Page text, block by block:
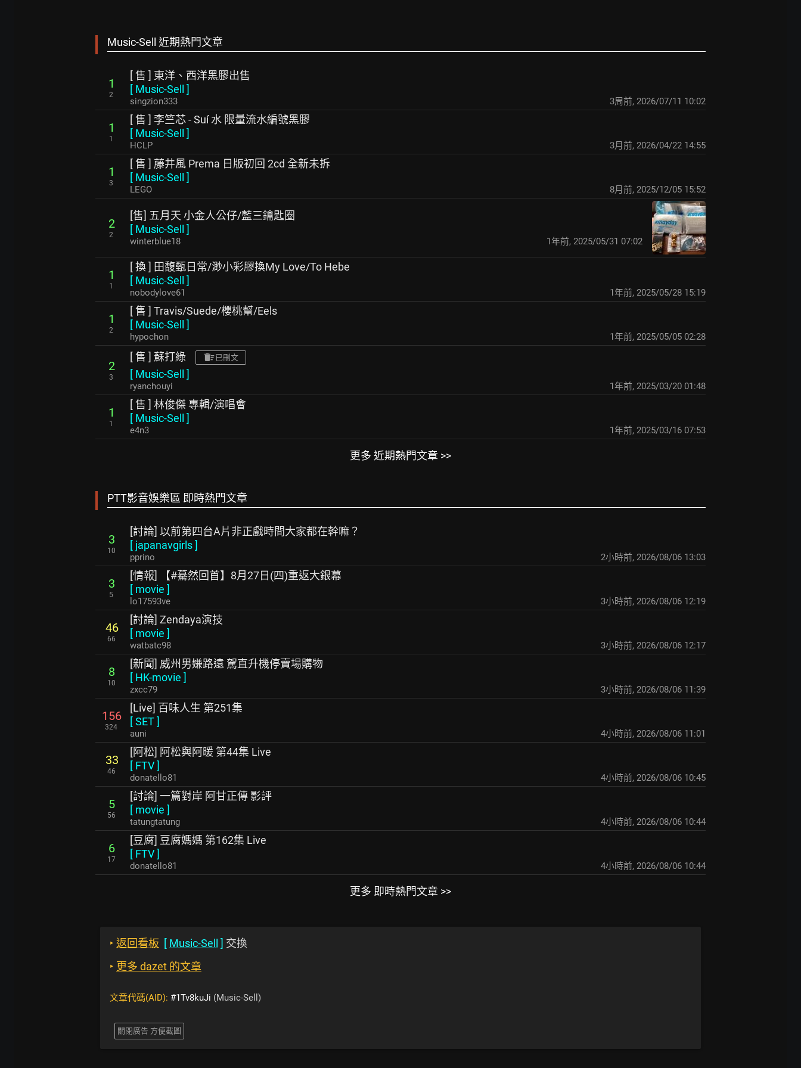
Music-Sell 近期熱門文章
1
2
[ 售 ] 東洋、西洋黑膠出售
[ Music-Sell ]
singzion333 3周前, 2026/07/11 10:02
1
1
[ 售 ] 李竺芯 - Suí 水 限量流水編號黑膠
[ Music-Sell ]
HCLP 3月前, 2026/04/22 14:55
1
3
[ 售 ] 藤井風 Prema 日版初回 2cd 全新未拆
[ Music-Sell ]
LEGO 8月前, 2025/12/05 15:52
2
2
[售] 五月天 小金人公仔/藍三鑰匙圈
[ Music-Sell ]
winterblue18 1年前, 2025/05/31 07:02
1
1
[ 換 ] 田馥甄日常/渺小彩膠換My Love/To Hebe
[ Music-Sell ]
nobodylove61 1年前, 2025/05/28 15:19
1
2
[ 售 ] Travis/Suede/櫻桃幫/Eels
[ Music-Sell ]
hypochon 1年前, 2025/05/05 02:28
2
3
[ 售 ] 蘇打綠 已刪文
[ Music-Sell ]
ryanchouyi 1年前, 2025/03/20 01:48
1
1
[ 售 ] 林俊傑 專輯/演唱會
[ Music-Sell ]
e4n3 1年前, 2025/03/16 07:53
更多 近期熱門文章 >>
PTT影音娛樂區 即時熱門文章
3
10
[討論] 以前第四台A片非正戲時間大家都在幹嘛？
[ japanavgirls]
pprino 2小時前, 2026/08/06 13:03
3
5
[情報] 【#驀然回首】8月27日(四)重返大銀幕
[ movie ]
lo17593ve 3小時前, 2026/08/06 12:19
46
66
[討論] Zendaya演技
[ movie ]
watbatc98 3小時前, 2026/08/06 12:17
8
10
[新聞] 威州男嫌路遠 駕直升機停賣場購物
[ HK-movie ]
zxcc79 3小時前, 2026/08/06 11:39
156
324
[Live] 百味人生 第251集
[SET]
auni 4小時前, 2026/08/06 11:01
33
46
[阿松] 阿松與阿暖 第44集 Live
[ FTV]
donatello81 4小時前, 2026/08/06 10:45
5
56
[討論] 一篇對岸 阿甘正傳 影評
[ movie ]
tatungtatung 4小時前, 2026/08/06 10:44
6
17
[豆腐] 豆腐媽媽 第162集 Live
[ FTV]
donatello81 4小時前, 2026/08/06 10:44
更多 即時熱門文章 >>
‣ 返回看板 [ Music-Sell ] 交換
‣ 更多 dazet 的文章
文章代碼(AID): #1Tv8kuJi (Music-Sell)
關閉廣告 方便截圖